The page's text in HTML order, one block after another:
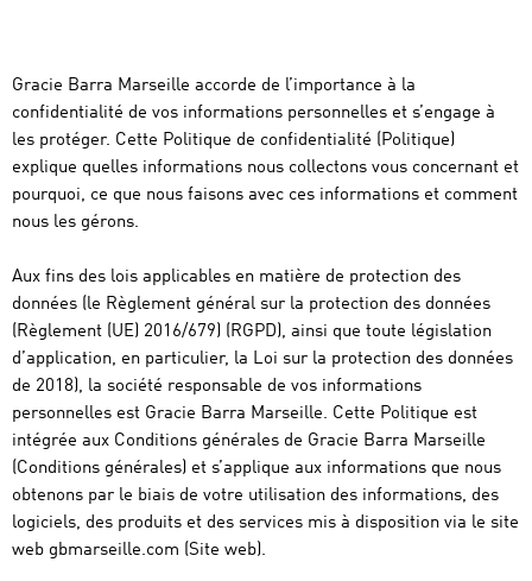
Gracie Barra Marseille accorde de l’importance à la
confidentialité de vos informations personnelles et s’engage à
les protéger. Cette Politique de confidentialité (Politique)
explique quelles informations nous collectons vous concernant et
pourquoi, ce que nous faisons avec ces informations et comment
nous les gérons.
Aux fins des lois applicables en matière de protection des
données (le Règlement général sur la protection des données
(Règlement (UE) 2016/679) (RGPD), ainsi que toute législation
d’application, en particulier, la Loi sur la protection des données
de 2018), la société responsable de vos informations
personnelles est Gracie Barra Marseille. Cette Politique est
intégrée aux Conditions générales de Gracie Barra Marseille
(Conditions générales) et s’applique aux informations que nous
obtenons par le biais de votre utilisation des informations, des
logiciels, des produits et des services mis à disposition via le site
web gbmarseille.com (Site web).